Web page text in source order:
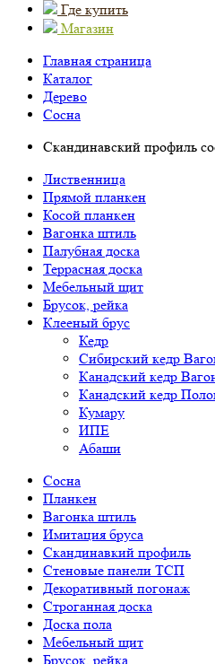
Где купить
Магазин
Главная страница
Каталог
Дерево
Сосна
Скандинавский профиль
Лиственница
Прямой планкен
Косой планкен
Вагонка штиль
Палубная доска
Террасная доска
Мебельный щит
Брусок, рейка
Клееный брус
Кедр
Сибирский кедр
Канадский кедр
Канадский кедр
Кумару
ИПЕ
Абаши
Сосна
Планкен
Вагонка штиль
Имитация бруса
Скандинавкий профиль
Стеновые панели ТСП
Декоративный погонаж
Строганная доска
Доска пола
Мебельный щит
Брусок, рейка